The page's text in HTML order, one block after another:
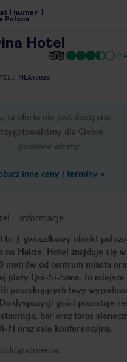
numer 1
Polsce
Hotel
MLA10028
ta oferta nie jest dostępna.
dla Ciebie
podobne oferty:
inne ceny i terminy »
- informacje
to 3-gwiazdkowy obiekt
na Malcie. Hotel znajduje się
metrów od centrum miasta
plaży Qui-Si-Sana. To miejsce
poszukujących bazy
dyspozycji gości pozostaje
bar oraz taras
Fi oraz salę konferencyjną.